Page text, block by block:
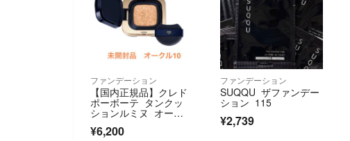
ファンデーション
【国内正規品】クレド
ポーボーテ タンクッ
ションルミヌ オーク
¥6,200
ファンデーション
SUQQU ザファンデー
ション 115
¥2,739